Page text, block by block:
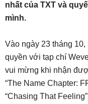
nhất của TXT và
mình.
Vào ngày 23 tháng
quyền với tạp chí
vui mừng khi nhận
“The Name Chapter:
“Chasing That